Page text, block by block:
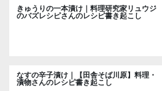
きゅうりの一本漬け｜料理研究家リュウジ
のバズレシピさんのレシピ書き起こし
なすの辛子漬け｜【田舎そば川原】料理・
漬物さんのレシピ書き起こし